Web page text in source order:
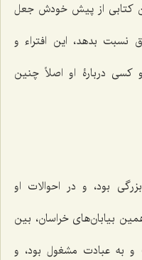
کتابی از پیش خودش جعل
بدهد، این افتراء و
دربارۀ او اصلاً چنین
بود، و در احوالات او
بیابان‌های خراسان، بین
به عبادت مشغول بود، و